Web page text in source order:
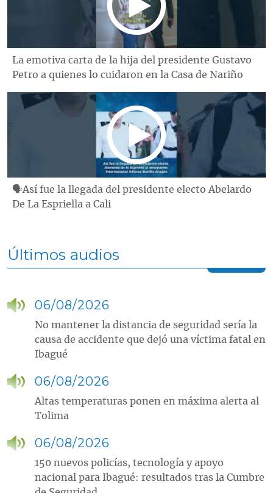
La emotiva carta de la hija del presidente Gustavo
Petro a quienes lo cuidaron en la Casa de Nariño
🗣Así fue la llegada del presidente electo Abelardo
De La Espriella a Cali
Últimos audios
06/08/2026
No mantener la distancia de seguridad sería la
causa de accidente que dejó una víctima fatal en
Ibagué
06/08/2026
Altas temperaturas ponen en máxima alerta al
Tolima
06/08/2026
150 nuevos policías, tecnología y apoyo
nacional para Ibagué: resultados tras la Cumbre